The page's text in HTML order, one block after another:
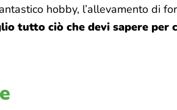
hobby, l’allevamento di
tutto ciò che devi sapere